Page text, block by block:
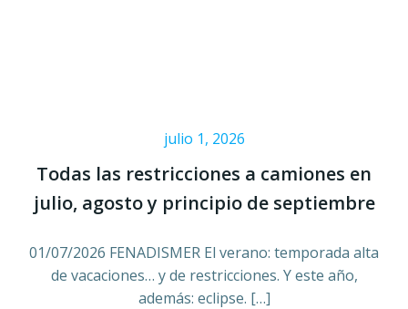
julio 1, 2026
Todas las restricciones a camiones en
julio, agosto y principio de septiembre
01/07/2026 FENADISMER El verano: temporada alta
de vacaciones… y de restricciones. Y este año,
además: eclipse. […]